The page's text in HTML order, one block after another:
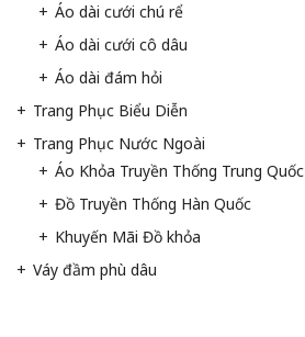
Áo dài cưới chú rể
Áo dài cưới cô dâu
Áo dài đám hỏi
Trang Phục Biểu Diễn
Trang Phục Nước Ngoài
Áo Khỏa Truyền Thống Trung Quốc
Đồ Truyền Thống Hàn Quốc
Khuyến Mãi Đồ khỏa
Váy đầm phù dâu